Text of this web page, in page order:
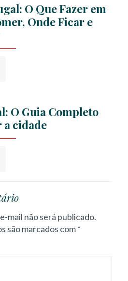
O Que Fazer em
Onde Ficar e
O Guia Completo
a cidade
mail não será publicado.
são marcados com*